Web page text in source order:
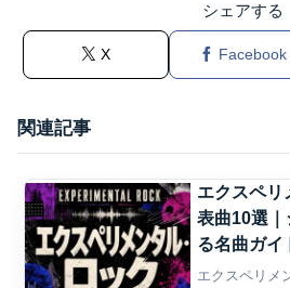
シェアする
X Facebook
関連記事
エクスペリ
表曲10選
る名曲ガイ
エクスペリメ